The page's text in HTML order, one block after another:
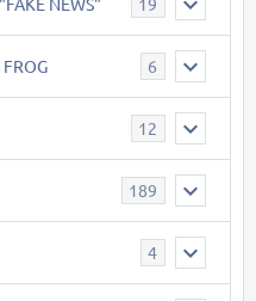
FROG 6
12
189
4